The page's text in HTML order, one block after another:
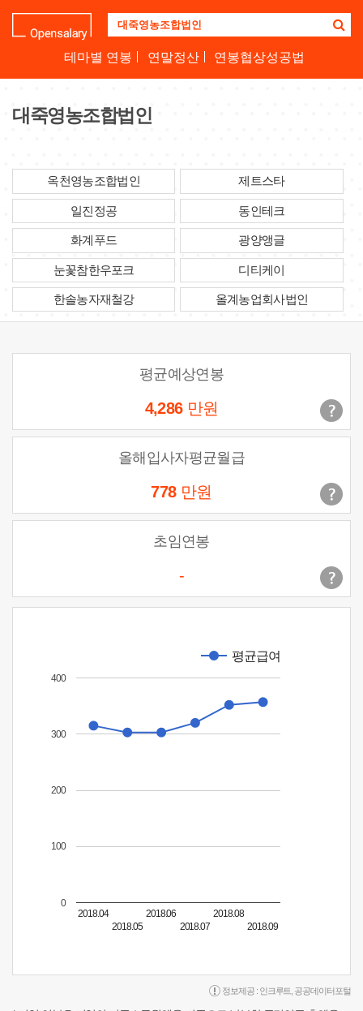
기
업
명
하
테마별 연봉 연말정산 연봉협상성공법
대죽영농조합법인
옥천영농조합법인 제트스타
일진정공 동인테크
화계푸드 광양앵글
눈꽃참한우포크 디티케이
한솔농자재철강 올계농업회사법인
평균예상연봉
4,286 만원
올해입사자평균월급
778 만원
초임연봉
-
평균급여
2018.04
2018.05
2018.06
2018.07
2018.08
2018.09
0
100
200
300
400
정보제공 : 인크루트 공공데이터포털